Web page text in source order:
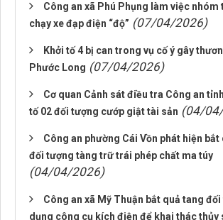
Công an xã Phú Phụng làm việc nhóm
chạy xe đạp điện “độ” (07/04/2026)
Khởi tố 4 bị can trong vụ cố ý gây
Phước Long (07/04/2026)
Cơ quan Cảnh sát điều tra Công an
tố 02 đối tượng cướp giật tài sản (04/
Công an phường Cái Vồn phát hiện bắt
đối tượng tàng trữ trái phép chất ma túy
(04/04/2026)
Công an xã Mỹ Thuận bắt quả tang
dụng công cụ kích điện để khai thác thủy